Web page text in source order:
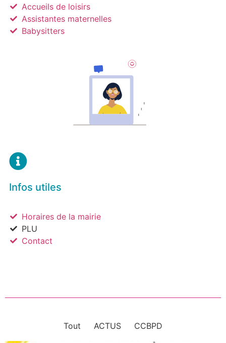
Accueils de loisirs
Assistantes maternelles
Babysitters
Infos utiles
Horaires de la mairie
PLU
Contact
Tout ACTUS CCBPD